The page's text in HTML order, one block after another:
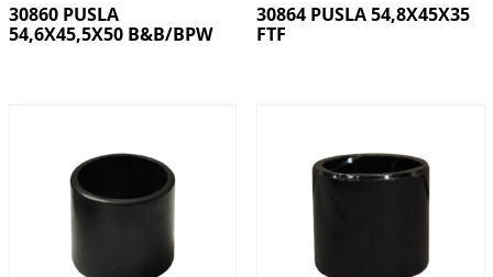
30860 PUSLA
54,6X45,5X50 B&B/BPW
30864 PUSLA 54,8X45X35
FTF